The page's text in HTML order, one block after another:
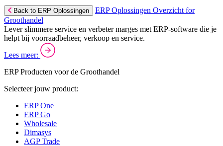
Back to ERP Oplossingen
ERP Oplossingen Overzicht for
Groothandel
Lever slimmere service en verbeter marges met ERP-software die je
helpt bij voorraadbeheer, verkoop en service.
Lees meer:
ERP Producten voor de Groothandel
Selecteer jouw product:
ERP One
ERP Go
Wholesale
Dimasys
AGP Trade